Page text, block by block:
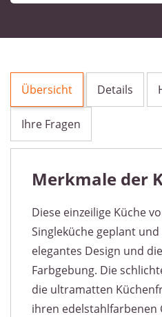
Übersicht Details
Ihre Fragen
Merkmale der
Diese einzeilige Küche
Singleküche geplant
elegantes Design und
Farbgebung. Die
die ultramatten
ihren